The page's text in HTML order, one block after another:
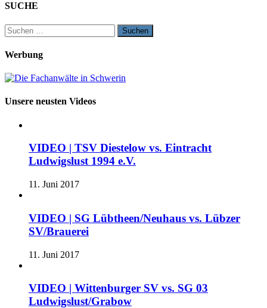
SUCHE
Suchen
nach:
Werbung
Unsere neusten Videos
VIDEO | TSV Diestelow vs. Eintracht
Ludwigslust 1994 e.V.
11. Juni 2017
VIDEO | SG Lübtheen/Neuhaus vs. Lübzer
SV/Brauerei
11. Juni 2017
VIDEO | Wittenburger SV vs. SG 03
Ludwigslust/Grabow